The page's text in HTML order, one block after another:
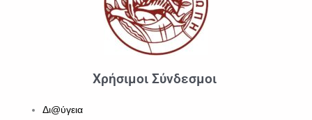
Χρήσιμοι Σύνδεσμοι
Δι@ύγεια